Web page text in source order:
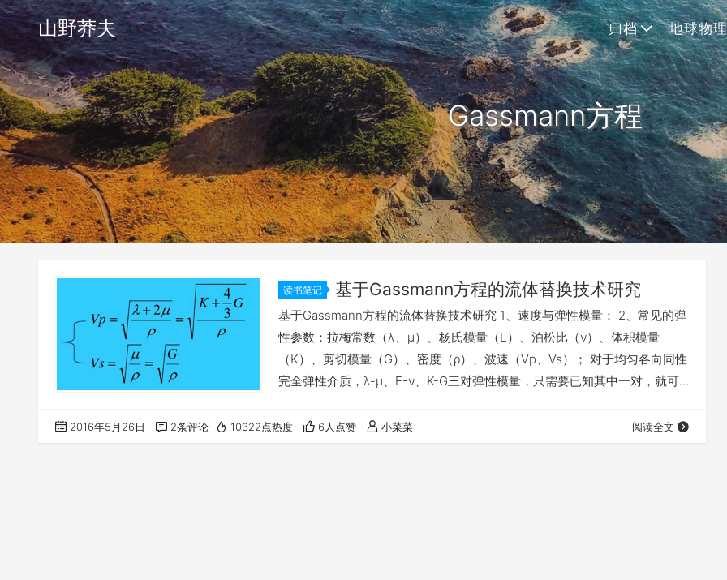
山野莽夫 归档 地球物
Gassmann方程
读书笔记 基于Gassmann方程的流体替换技术研究
基于Gassmann方程的流体替换技术研究 1、速度与弹性模量： 2、常见的弹
性参数：拉梅常数（λ、μ）、杨氏模量（E）、泊松比（ν）、体积模量
（K）、剪切模量（G）、密度（ρ）、波速（Vp、Vs）； 对于均匀各向同性
完全弹性介质，λ-μ、E-ν、K-G三对弹性模量，只需要已知其中一对，就可
度Vp、Vs。 【拉梅常数（λ、μ）：假设一个弹性体在纵向拉应力Pz作用下
产生的纵向应变为ez，可以用横的拉应力Px来阻止横向收缩，拉梅常数λ可
2016年5月26日 2条评论 10322点热度 6人点赞 小菜菜 阅读全文